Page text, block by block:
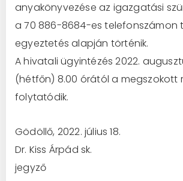
anyakönyvezése az igazgatási
a 70 886-8684-es telefonszámon
egyeztetés alapján történik.
A hivatali ügyintézés 2022.
(hétfőn) 8.00 órától a megszokott
folytatódik.
Gödöllő, 2022. július 18.
Dr. Kiss Árpád sk.
jegyző